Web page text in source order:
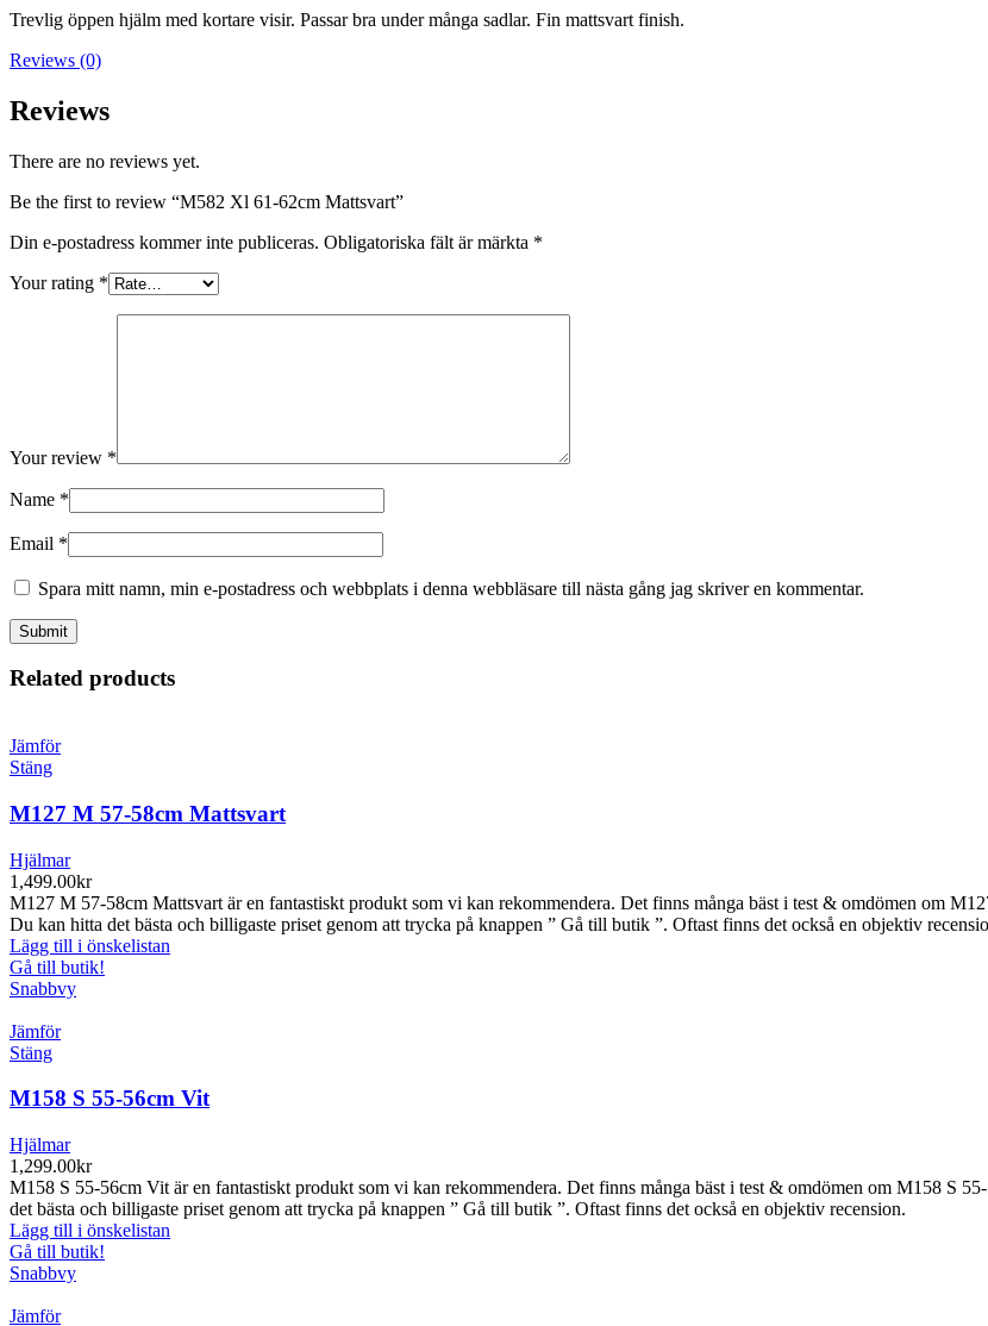
Trevlig öppen hjälm med kortare visir. Passar bra under många sadlar. Fin mattsvart finish.
Reviews (0)
Reviews
There are no reviews yet.
Be the first to review “M582 Xl 61-62cm Mattsvart”
Din e-postadress kommer inte publiceras. Obligatoriska fält är märkta *
Your rating *
Your review *
Name *
Email *
Spara mitt namn, min e-postadress och webbplats i denna webbläsare till nästa gång jag skriver en kommentar.
Related products
Jämför
Stäng
M127 M 57-58cm Mattsvart
Hjälmar
1,499.00kr
M127 M 57-58cm Mattsvart är en fantastiskt produkt som vi kan rekommendera. Det finns många bäst i test & omdömen om
Du kan hitta det bästa och billigaste priset genom att trycka på knappen ” Gå till butik ”. Oftast finns det också en objektiv
Lägg till i önskelistan
Gå till butik!
Snabbvy
Jämför
Stäng
M158 S 55-56cm Vit
Hjälmar
1,299.00kr
M158 S 55-56cm Vit är en fantastiskt produkt som vi kan rekommendera. Det finns många bäst i test & omdömen om M158 S
det bästa och billigaste priset genom att trycka på knappen ” Gå till butik ”. Oftast finns det också en objektiv recension.
Lägg till i önskelistan
Gå till butik!
Snabbvy
Jämför